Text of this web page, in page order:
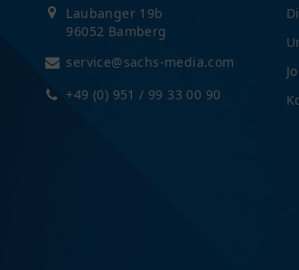
Laubanger 19b
96052 Bamberg
service@sachs-media.com
+49 (0) 951 / 99 33 00 90